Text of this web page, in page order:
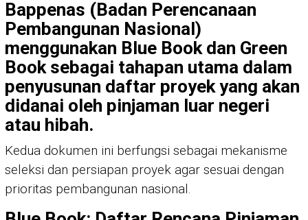
Bappenas (Badan Perencanaan
Pembangunan Nasional)
menggunakan Blue Bookdan Green
Booksebagai tahapan utama dalam
penyusunan daftar proyek yang akan
didanai oleh pinjaman luar negeri
atau hibah.
Kedua dokumen ini berfungsi sebagai mekanisme
seleksi dan persiapan proyek agar sesuai dengan
prioritas pembangunan nasional.